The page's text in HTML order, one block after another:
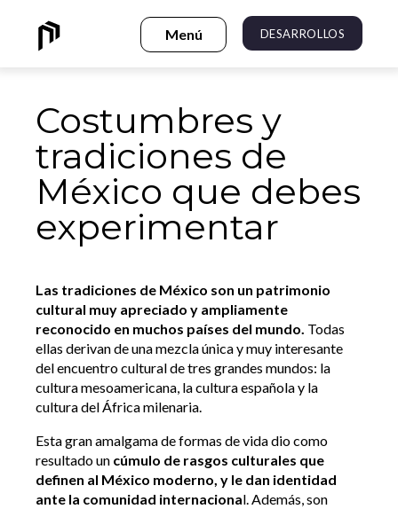
DESARROLLOS
Costumbres y
tradiciones de
México que debes
experimentar
Las tradiciones de México son un patrimonio
cultural muy apreciado y ampliamente
reconocido en muchos países del mundo. Todas
ellas derivan de una mezcla única y muy interesante
del encuentro cultural de tres grandes mundos: la
cultura mesoamericana, la cultura española y la
cultura del África milenaria.
Esta gran amalgama de formas de vida dio como
resultado un cúmulo de rasgos culturales que
definen al México moderno, y le dan identidad
ante la comunidad internacional. Además, son